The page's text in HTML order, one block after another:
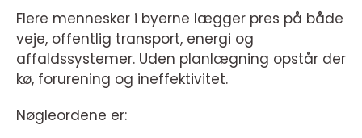
Flere mennesker i byerne lægger pres på både
veje, offentlig transport, energi og
affaldssystemer. Uden planlægning opstår der
kø, forurening og ineffektivitet.
Nøgleordene er: